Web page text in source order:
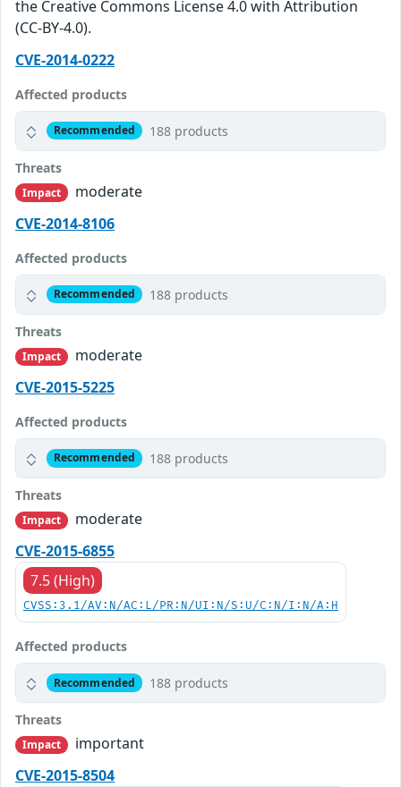
the Creative Commons License 4.0 with Attribution
(CC-BY-4.0).
CVE-2014-0222
Affected products
Recommended 188 products
Threats
Impact
moderate
CVE-2014-8106
Affected products
Recommended 188 products
Threats
Impact
moderate
CVE-2015-5225
Affected products
Recommended 188 products
Threats
Impact
moderate
CVE-2015-6855
7.5 (High)
CVSS:3.1/AV:N/AC:L/PR:N/UI:N/S:U/C:N/I:N/A:H
Affected products
Recommended 188 products
Threats
Impact
important
CVE-2015-8504